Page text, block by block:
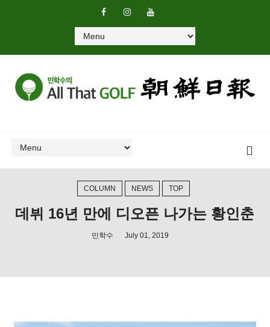
COLUMN NEWS TOP
데뷔 16년 만에 디오픈 나가는 황인춘
민학수 July 01, 2019